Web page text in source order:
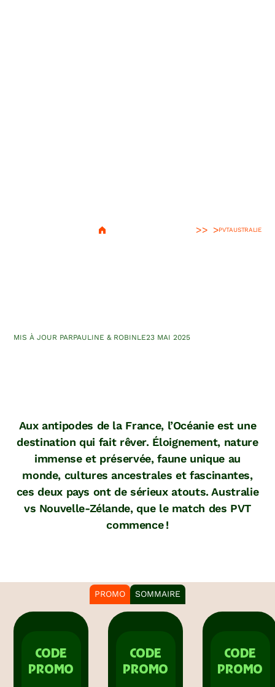
> PVTAUSTRALIE
MIS À JOUR PARPAULINE & ROBINLE23 MAI 2025
Aux antipodes de la France, l’Océanie est une
destination qui fait rêver. Éloignement, nature
immense et préservée, faune unique au
monde, cultures ancestrales et fascinantes,
ces deux pays ont de sérieux atouts. Australie
vs Nouvelle-Zélande, que le match des PVT
commence !
PROMO SOMMAIRE
CODE
PROMO
CODE
PROMO
CODE
PROMO